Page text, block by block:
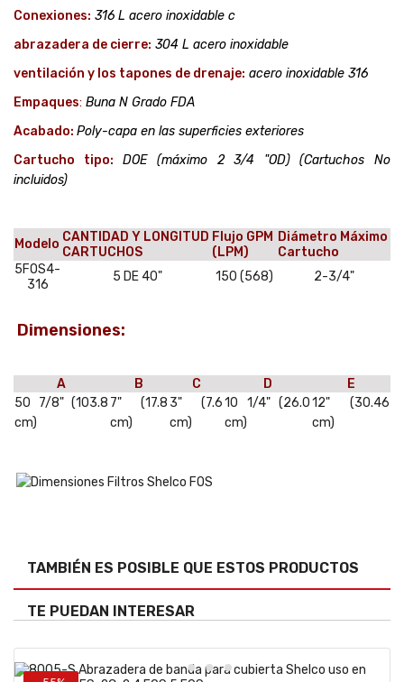
Conexiones: 316 L acero inoxidable c
abrazadera de cierre: 304 L acero inoxidable
ventilación y los tapones de drenaje: acero inoxidable 316
Empaques: Buna N Grado FDA
Acabado: Poly-capa en las superficies exteriores
Cartucho tipo: DOE (máximo 2 3/4 "OD) (Cartuchos No
incluidos)
Modelo CANTIDAD Y LONGITUD
CARTUCHOS
Flujo GPM
(LPM)
Diámetro Máximo
Cartucho
5FOS4-
316
5 DE 40" 150 (568) 2-3/4"
Dimensiones:
A B C D
E
50 7/8" (103.8
cm)
7" (17.8
cm)
3" (7.6
cm)
10 1/4" (26.0
cm)
12" (30.46
cm)
TAMBIÉN ES POSIBLE QUE ESTOS PRODUCTOS
TE PUEDAN INTERESAR